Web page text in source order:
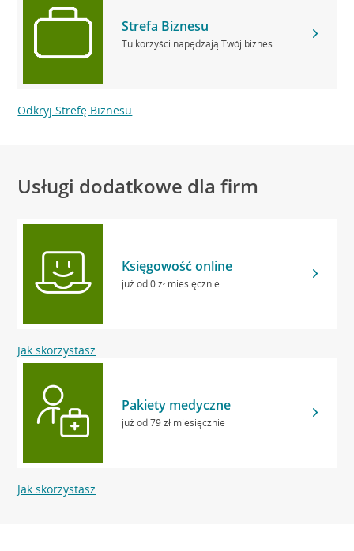
Strefa Biznesu
Tu korzyści napędzają Twój biznes
Odkryj Strefę Biznesu
Usługi dodatkowe dla firm
Księgowość online
już od 0 zł miesięcznie
Jak skorzystasz
Pakiety medyczne
już od 79 zł miesięcznie
Jak skorzystasz